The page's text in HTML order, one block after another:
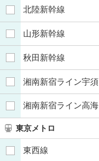
北陸新幹線
山形新幹線
秋田新幹線
湘南新宿ライン宇須
湘南新宿ライン高海
東京メトロ
東西線